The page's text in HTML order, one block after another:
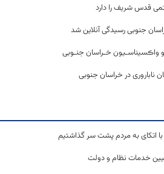
قدس شریف را دارد
واڪسیناسـیون خـراسان جنـوبی
اتکای به مردم پشت سر گذاشتیم
خدمات نظام و دولت